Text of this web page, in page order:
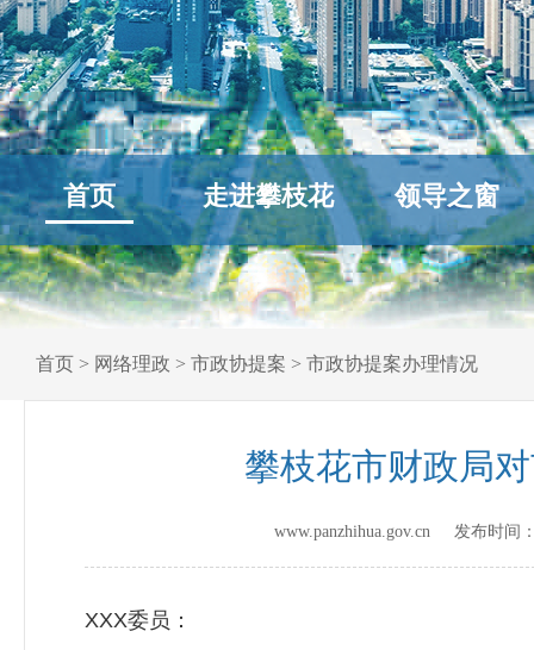
首页 走进攀枝花 领导之窗
首页 > 网络理政 > 市政协提案 > 市政协提案办理情况
攀枝花市财政局
www.panzhihua.gov.cn 发布时间
XXX委员：